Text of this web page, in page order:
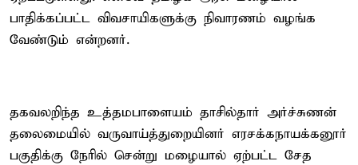
பாதிக்கப்பட்ட விவசாயிகளுக்கு நிவாரணம் வழங்க
வேண்டும் என்றனர்.
தகவலறிந்த உத்தமபாளையம் தாசில்தார் அர்ச்சுணன்
தலைமையில் வருவாய்த்துறையினர் எரசக்கநாயக்கனூர்
பகுதிக்கு நேரில் சென்று மழையால் ஏற்பட்ட சேத